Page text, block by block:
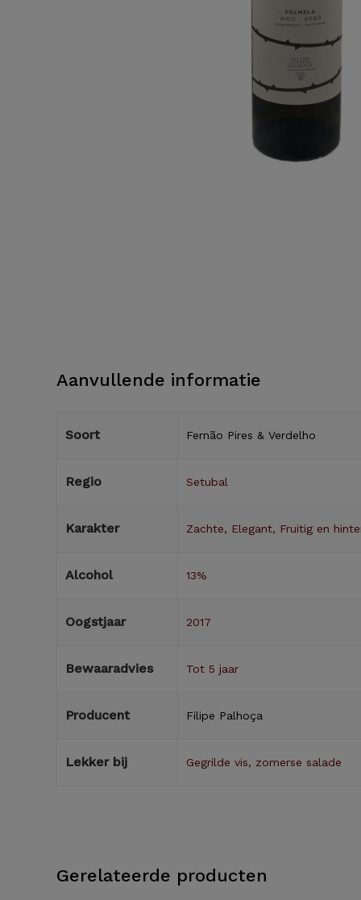
Aanvullende informatie
Soort Fernão Pires & Verdelho
Regio Setubal
Karakter Zachte, Elegant, Fruitig en
Alcohol 13%
Oogstjaar 2017
Bewaaradvies Tot 5 jaar
Producent Filipe Palhoça
Lekker bij Gegrilde vis, zomerse salade
Gerelateerde producten